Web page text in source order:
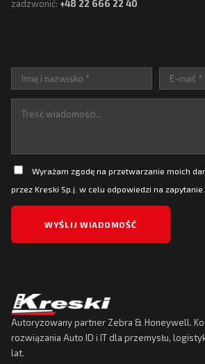
zadzwonić: +48 22 666 22 40
Wyrażam zgodę na przetwarzanie moich
przez Kreski Sp.j. w celu odpowiedzi na zapytanie.
Autoryzowany partner Zebra & Honeywell.
rozwiązania Auto ID i IT dla przemysłu,
lat.